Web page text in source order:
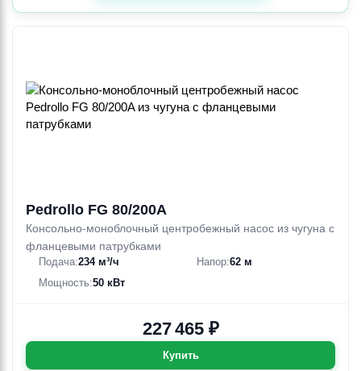
Pedrollo FG 80/200A
Консольно-моноблочный центробежный насос из чугуна с
фланцевыми патрубками
Подача:234 м³/ч Напор:62 м
Мощность:50 кВт
227 465 ₽
Купить